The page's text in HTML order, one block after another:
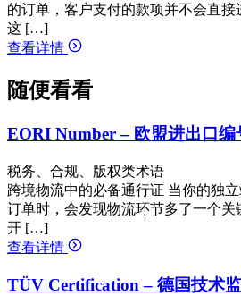
的订单，客户支付的款项并不会直接
这 […]
查看详情
随便看看
EORI Number – 欧盟进出口编
税务、合规、版权类术语
跨境物流中的必备通行证 当你的独
订单时，会发现物流环节多了一个
开 […]
查看详情
TÜV Certification – 德国技术